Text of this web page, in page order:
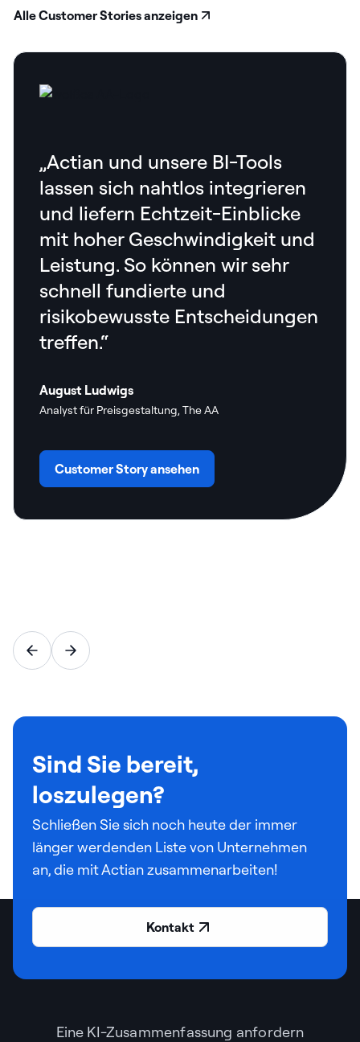
Alle Customer Stories anzeigen
„Actian und unsere BI-Tools
lassen sich nahtlos integrieren
und liefern Echtzeit-Einblicke
mit hoher Geschwindigkeit und
Leistung. So können wir sehr
schnell fundierte und
risikobewusste Entscheidungen
treffen.“
August Ludwigs
Analyst für Preisgestaltung, The AA
Customer Story ansehen
Sind Sie bereit,
loszulegen?
Schließen Sie sich noch heute der immer
länger werdenden Liste von Unternehmen
an, die mit Actian zusammenarbeiten!
Kontakt
Eine KI-Zusammenfassung anfordern